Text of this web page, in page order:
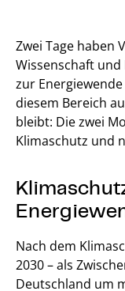
Zwei Tage haben
Wissenschaft
zur
diesem Bereich
bleibt: Die zwei
Klimaschutz und
Nach dem
2030 – als
Deutschland um